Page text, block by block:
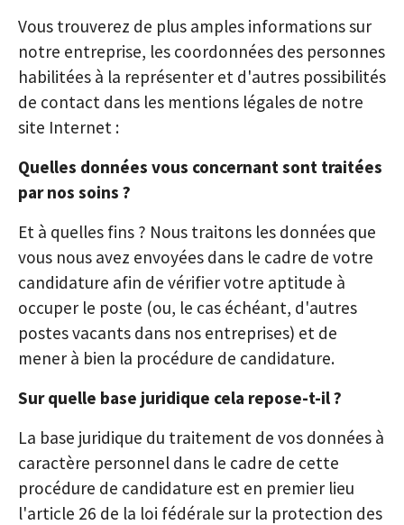
Vous trouverez de plus amples informations sur
notre entreprise, les coordonnées des personnes
habilitées à la représenter et d'autres possibilités
de contact dans les mentions légales de notre
site Internet :
Quelles données vous concernant sont traitées
par nos soins ?
Et à quelles fins ? Nous traitons les données que
vous nous avez envoyées dans le cadre de votre
candidature afin de vérifier votre aptitude à
occuper le poste (ou, le cas échéant, d'autres
postes vacants dans nos entreprises) et de
mener à bien la procédure de candidature.
Sur quelle base juridique cela repose-t-il ?
La base juridique du traitement de vos données à
caractère personnel dans le cadre de cette
procédure de candidature est en premier lieu
l'article 26 de la loi fédérale sur la protection des